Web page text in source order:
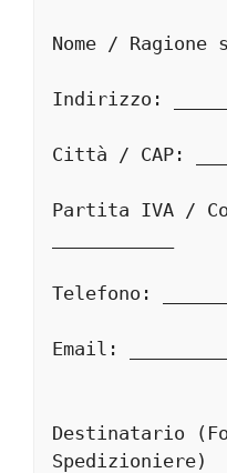
Nome / Ragione
Indirizzo:
Città / CAP:
Partita IVA /
Telefono:
Email:
Destinatario
Spedizioniere)